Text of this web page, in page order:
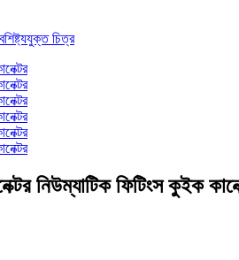
নিউম্যাটিক ফিটিংস কুইক